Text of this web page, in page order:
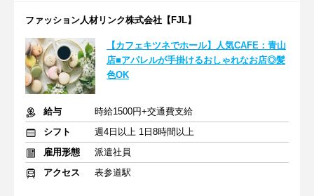
ファッション人材リンク株式会社【FJL】
【カフェキツネでホール】人気CAFE：青山
店■アパレルが手掛けるおしゃれなお店◎髪
色OK
給与
時給1500円+交通費支給
シフト
週4日以上 1日8時間以上
雇用形態
派遣社員
アクセス
表参道駅